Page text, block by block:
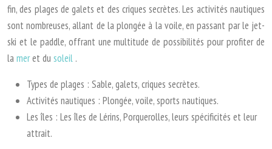
fin, des plages de galets et des criques secrètes. Les activités nautiques
sont nombreuses, allant de la plongée à la voile, en passant par le jet-
ski et le paddle, offrant une multitude de possibilités pour profiter de
la meret du soleil .
Types de plages : Sable, galets, criques secrètes.
Activités nautiques : Plongée, voile, sports nautiques.
Les îles : Les îles de Lérins, Porquerolles, leurs spécificités et leur
attrait.